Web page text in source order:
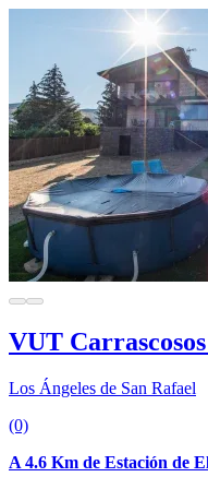
VUT
Los Ángeles de San Rafael
(0)
A 4.6 Km de Estación de